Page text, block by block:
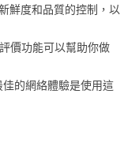
鮮度和品質的控制，以
價功能可以幫助你做
的網絡體驗是使用這